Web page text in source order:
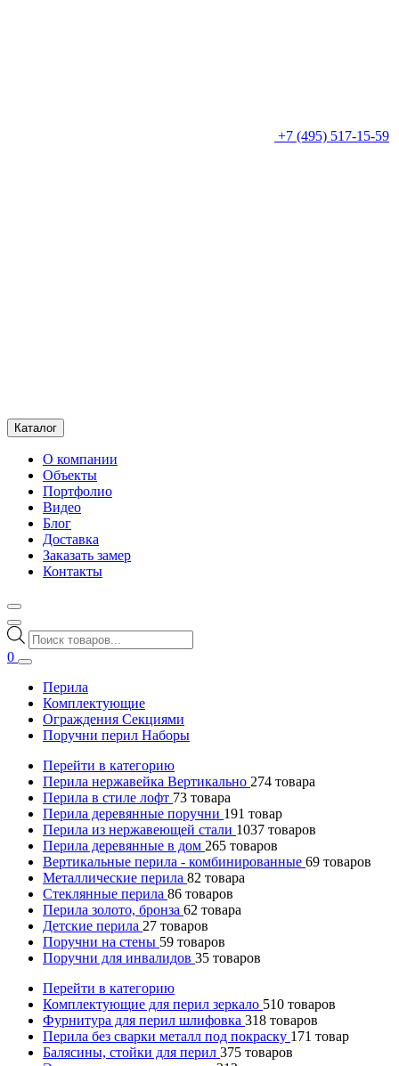
+7 (495) 517-15-59
Каталог
О компании
Объекты
Портфолио
Видео
Блог
Доставка
Заказать замер
Контакты
Поиск
товаров
0
Перила
Комплектующие
Ограждения Секциями
Поручни перил Наборы
Перейти в категорию
Перила нержавейка Вертикально 274 товара
Перила в стиле лофт 73 товара
Перила деревянные поручни 191 товар
Перила из нержавеющей стали 1037 товаров
Перила деревянные в дом 265 товаров
Вертикальные перила - комбинированные 69 товаров
Металлические перила 82 товара
Стеклянные перила 86 товаров
Перила золото, бронза 62 товара
Детские перила 27 товаров
Поручни на стены 59 товаров
Поручни для инвалидов 35 товаров
Перейти в категорию
Комплектующие для перил зеркало 510 товаров
Фурнитура для перил шлифовка 318 товаров
Перила без сварки металл под покраску 171 товар
Балясины, стойки для перил 375 товаров